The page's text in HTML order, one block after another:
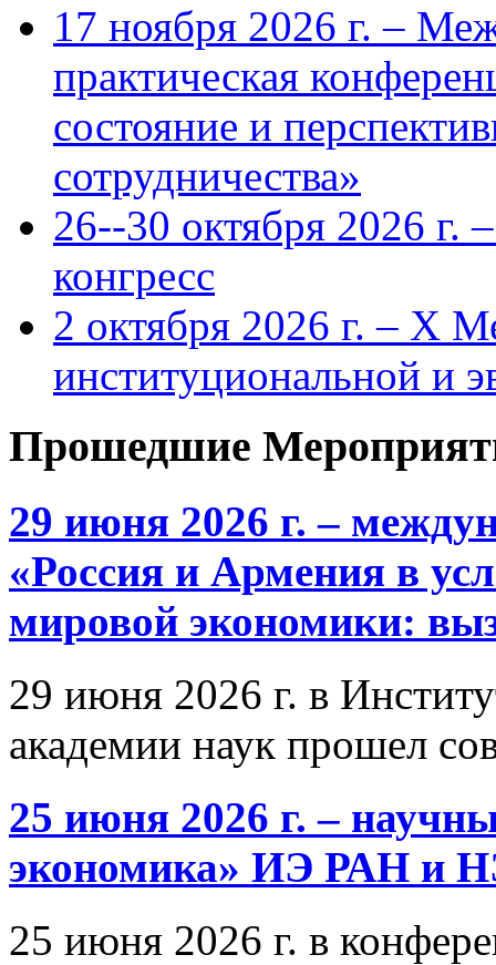
17 ноября 2026 г. –
практическая
состояние и
сотрудничества»
26--30 октября 2026 г.
конгресс
2 октября 2026 г. – X
институциональной и
Прошедшие
29 июня 2026 г. –
«Россия и Армения в
мировой экономики:
29 июня 2026 г. в
академии наук прошел
25 июня 2026 г. –
экономика» ИЭ РАН и
25 июня 2026 г. в